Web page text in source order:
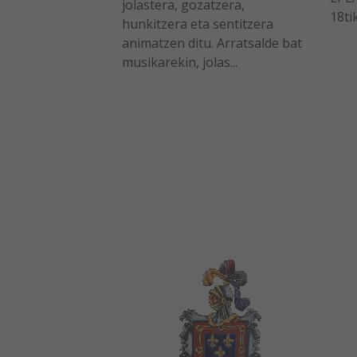
jolastera, gozatzera,
hunkitzera eta sentitzera
animatzen ditu. Arratsalde bat
musikarekin, jolas...